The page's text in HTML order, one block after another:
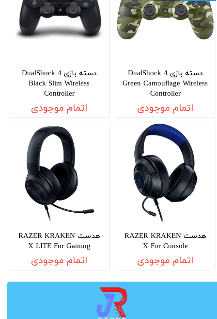
دسته بازی DualShock 4
Green Camouflage Wireless
Controller
اتمام موجودی
دسته بازی DualShock 4
Black Slim Wireless
Controller
اتمام موجودی
هدست RAZER KRAKEN
X For Console
اتمام موجودی
هدست RAZER KRAKEN
X LITE For Gaming
اتمام موجودی